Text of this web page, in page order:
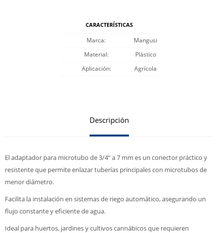
CARACTERÍSTICAS
Marca
Mangusi
Material
Plástico
Aplicación
Agrícola
Descripción
El adaptador para microtubo de 3/4” a 7 mm es un conector práctico y
resistente que permite enlazar tuberías principales con microtubos de
menor diámetro.
Facilita la instalación en sistemas de riego automático, asegurando un
flujo constante y eficiente de agua.
Ideal para huertos, jardines y cultivos cannábicos que requieren